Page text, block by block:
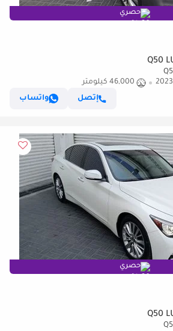
حصري
2023
46,000 كيلومتر
إتصل
واتساب
حصري